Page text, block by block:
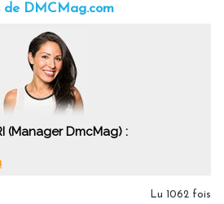
de DMCMag.com
(Manager DmcMag) :
Lu 1062 fois